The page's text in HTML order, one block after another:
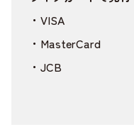
・VISA
・MasterCard
・JCB